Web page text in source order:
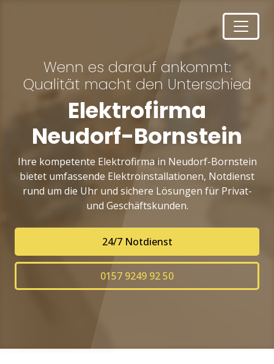
Wenn es darauf ankommt:
Qualität macht den Unterschied
Elektrofirma
Neudorf-Bornstein
Ihre kompetente Elektrofirma in Neudorf-Bornstein
bietet umfassende Elektroinstallationen, Notdienst
rund um die Uhr und sichere Lösungen für Privat-
und Geschäftskunden.
24/7 Notdienst
0157 9249 92 50